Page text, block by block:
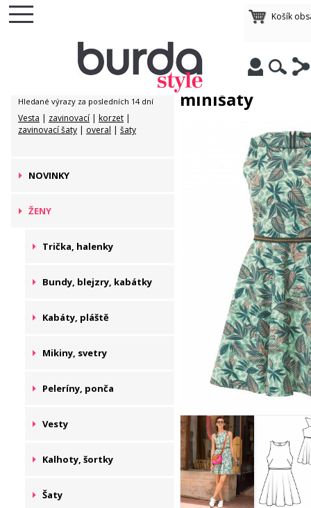
Košík
Hledané výrazy za posledních 14 dní
Vesta | zavinovací | korzet |
zavinovací šaty | overal | šaty
NOVINKY
ŽENY
Trička, halenky
Bundy, blejzry, kabátky
Kabáty, pláště
Mikiny, svetry
Peleríny, ponča
Vesty
Kalhoty, šortky
Šaty
minišaty
Lehké
minišaty